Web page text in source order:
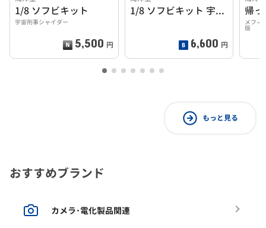
1/8 ソフビキット
宇宙刑事シャイダー
5,500 円
1/8 ソフビキット 宇宙刑事ギャバン 復刻版
6,600 円
メフィ
版
もっと見る
おすすめブランド
カメラ･電化製品関連